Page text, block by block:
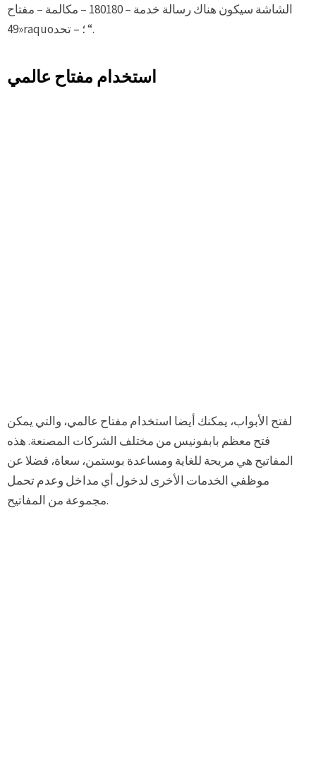
الشاشة سيكون هناك رسالة خدمة – 180180 – مكالمة – مفتاح
«49raquo؛ – تحد “.
استخدام مفتاح عالمي
لفتح الأبواب، يمكنك أيضا استخدام مفتاح عالمي، والتي يمكن
فتح معظم بابفونيس من مختلف الشركات المصنعة. هذه
المفاتيح هي مريحة للغاية ومساعدة بوستمن، سعاة، فضلا عن
موظفي الخدمات الأخرى لدخول أي مداخل وعدم تحمل
مجموعة من المفاتيح.